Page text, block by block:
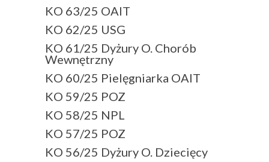
KO 63/25 OAIT
KO 62/25 USG
KO 61/25 Dyżury O. Chorób
Wewnętrzny
KO 60/25 Pielęgniarka OAIT
KO 59/25 POZ
KO 58/25 NPL
KO 57/25 POZ
KO 56/25 Dyżury O. Dziecięcy